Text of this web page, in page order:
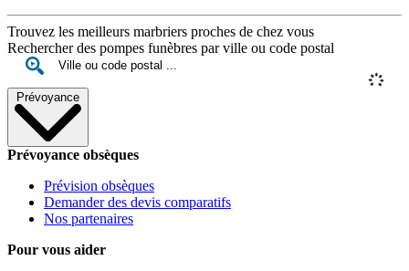
Trouvez les meilleurs marbriers proches de chez vous
Rechercher des pompes funèbres par ville ou code postal
Prévoyance
Prévoyance obsèques
Prévision obsèques
Demander des devis comparatifs
Nos partenaires
Pour vous aider